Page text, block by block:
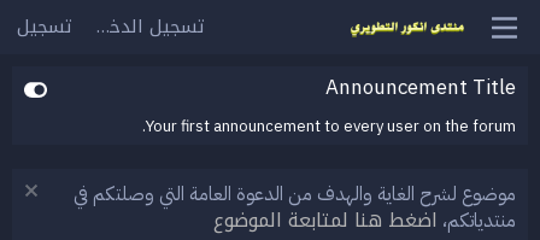
تسجيل الدخول تسجيل
Announcement Title
Your first announcement to every user on the forum.
موضوع لشرح الغاية والهدف من الدعوة العامة التي وصلتكم في
منتدياتكم، اضغط هنا لمتابعة الموضوع